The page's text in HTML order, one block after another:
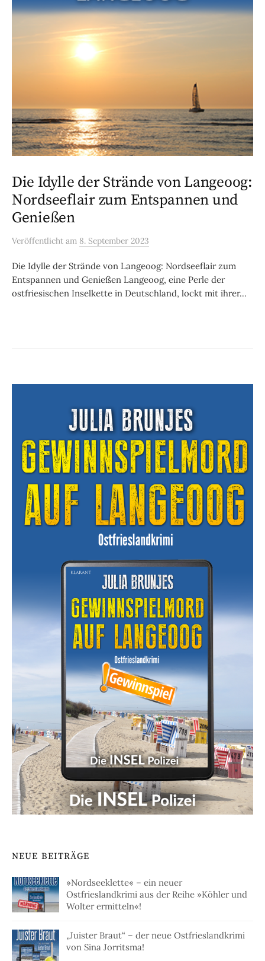
Die Idylle der Strände von Langeoog:
Nordseeflair zum Entspannen und
Genießen
Veröffentlicht am 8. September 2023
Die Idylle der Strände von Langeoog: Nordseeflair zum
Entspannen und Genießen Langeoog, eine Perle der
ostfriesischen Inselkette in Deutschland, lockt mit ihrer...
NEUE BEITRÄGE
»Nordseeklette« – ein neuer
Ostfrieslandkrimi aus der Reihe »Köhler und
Wolter ermitteln«!
„Juister Braut“ – der neue Ostfrieslandkrimi
von Sina Jorritsma!